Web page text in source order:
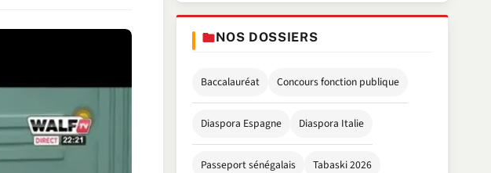
NOS DOSSIERS
Baccalauréat Concours fonction publique
Diaspora Espagne Diaspora Italie
Passeport sénégalais Tabaski 2026